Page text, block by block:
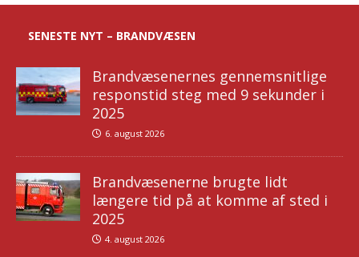
SENESTE NYT – BRANDVÆSEN
Brandvæsenernes gennemsnitlige
responstid steg med 9 sekunder i
2025
6. august 2026
Brandvæsenerne brugte lidt
længere tid på at komme af sted i
2025
4. august 2026